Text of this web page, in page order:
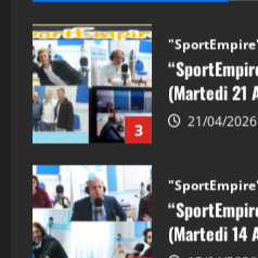
3
(Martedi 21
21/04/2026
(Martedi 14